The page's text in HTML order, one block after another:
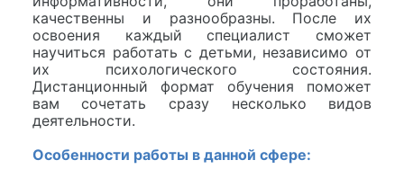
качественны и разнообразны. После их
освоения каждый специалист сможет
научиться работать с детьми, независимо от
их психологического состояния.
Дистанционный формат обучения поможет
вам сочетать сразу несколько видов
деятельности.
Особенности работы в данной сфере: